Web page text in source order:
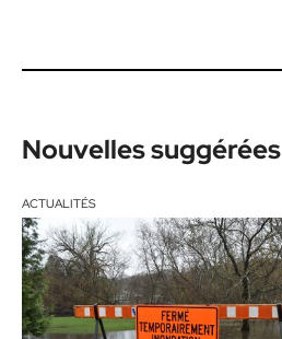
Nouvelles suggérées
ACTUALITÉS